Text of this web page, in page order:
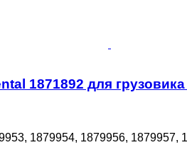
1871892 для
1879954, 1879956, 1879957,